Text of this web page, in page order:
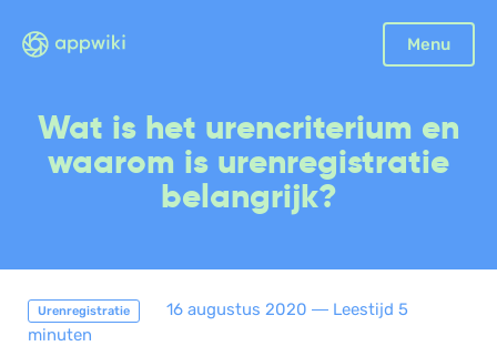
Menu
Sluiten
Facturatie
Aangifte
Declaraties
Wat is het urencriterium en
waarom is urenregistratie
belangrijk?
Urenregistratie 16 augustus 2020 ― Leestijd 5
minuten